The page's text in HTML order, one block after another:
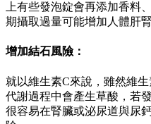
上有些發泡錠會再添加香料
期攝取過量可能增加人體肝腎
增加結石風險：
就以維生素C來說，雖然維
代謝過程中會產生草酸，若
很容易在腎臟或泌尿道與尿